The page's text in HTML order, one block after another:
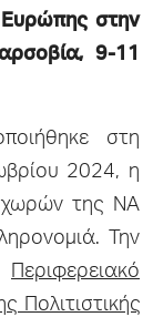
στην
9-11
στη
2024, η
χωρών της ΝΑ
Την
Περιφερειακό
Πολιτιστικής